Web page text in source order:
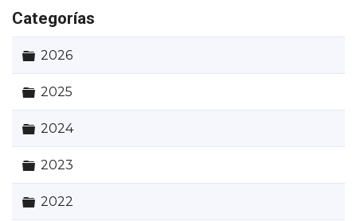
Categorías
Carpeta
2026
Carpeta
2025
Carpeta
2024
Carpeta
2023
Carpeta
2022